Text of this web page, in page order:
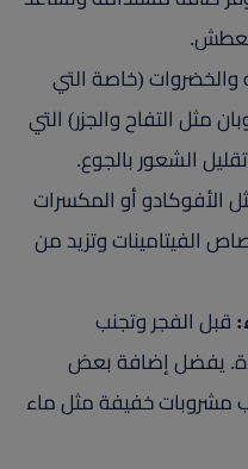
والخضروات (خاصة التي
مثل التفاح والجزر) التي
الشعور بالجوع.
الأفوكادو أو المكسرات
الفيتامينات وتزيد من
قبل الفجر وتجنب
يفضل إضافة بعض
مشروبات خفيفة مثل ماء